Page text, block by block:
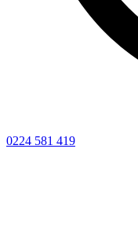
0224 581 419